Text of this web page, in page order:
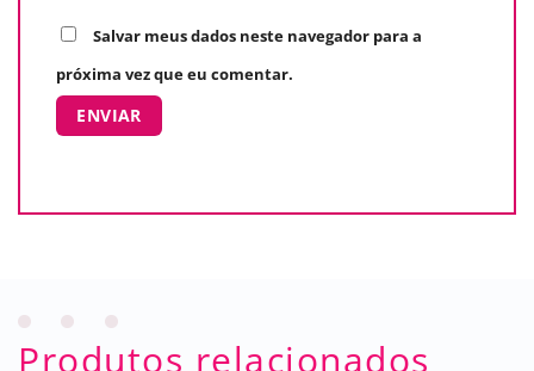
Salvar meus dados neste navegador para a
próxima vez que eu comentar.
Produtos relacionados